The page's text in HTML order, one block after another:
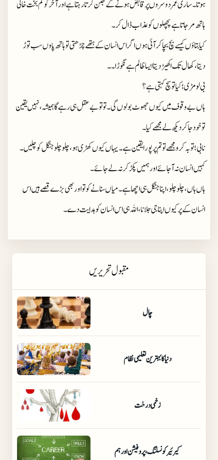
ہوتا۔ ساری عمر دوسروں پر قابض ہونے کے جتن کرتا رہتا ہے اور آخر کو کم بخت خالی
ہاتھ مر جاتا ہے پچھلوں کو عذاب ڈال کر ۔
کیا بتاؤں کیسے بچ بچا کر آئی ہوں اگر اس انسان کے ہتھے چڑھتی تو ہاتھ پاوں سب توڑ
دیتا،کھال تک اکھیڑ دیتا ایسا ظالم ہے نگوڑا ۔۔
بی لومڑی ؛ کیا تو سچ کہتی ہے ؟
ہاں بےوقوف میں کیوں جھوٹ بولوں گی۔ تو تو بےعقل ہی رہے گا ہمیشہ، نہیں یقین
تو خود جا کر دیکھ لے مجھے کیا ۔
نا بی؛ توبہ کرو مجھے تو تم پر پورا یقین ہے۔ یہاں کیوں کھڑی ہو، چلو چلو جنگل کو چلیں۔
کہیں انسان نہ آ جائے اور ہمیں پکڑ کر نہ لے جائے ۔
ہاں ہاں ، چلو چلو، اپنا جنگل ہی اچھا ہے۔ میاں سنانے کو تو اور بھی بڑے قصے ہیں اس
انسان کے پر کیوں اپنا جی جلانا، اللہ ہی اس انسان کو ہدایت دے ۔
مقبول تحریریں
چال
دنیا کا بہترین تعلیمی نظام
زخمی درخت
کیرئیر کونسلنگ،پروفیشن اور ہم